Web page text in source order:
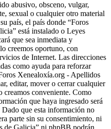
abusivo, obsceno, vulgar,
sexual o cualquier otro material
país, el país donde “Foros
está instalado o Leyes
que sea inmediata y
creemos oportuno, con
de Internet. Las direcciones
como ayuda para reforzar
Xenealoxía.org - Apellidos
editar, mover o cerrar cualquier
creamos conveniente. Como
que haya ingresado será
Dado que esta información no
parte sin su consentimiento, ni